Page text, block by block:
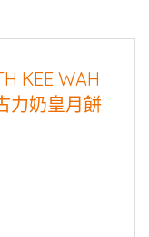
KEE WAH
力奶皇月餅